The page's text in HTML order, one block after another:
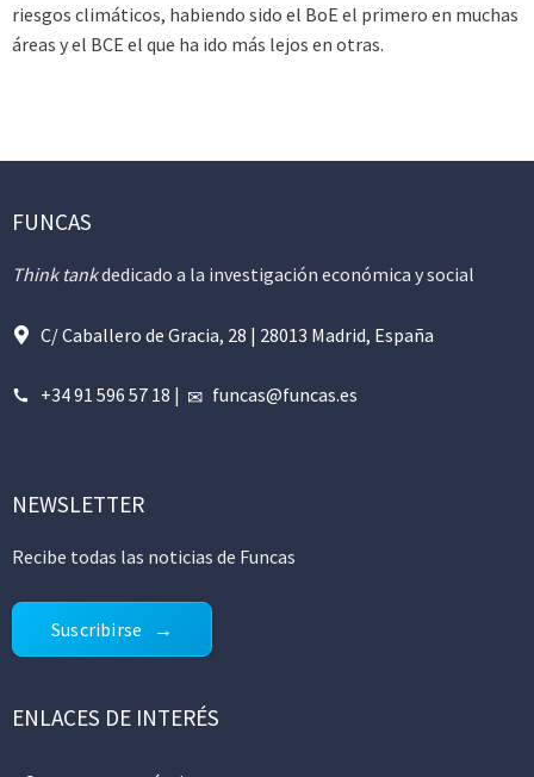
riesgos climáticos, habiendo sido el BoE el primero en muchas
áreas y el BCE el que ha ido más lejos en otras.
FUNCAS
Think tankdedicado a la investigación económica y social
C/ Caballero de Gracia, 28 | 28013 Madrid, España
+34 91 596 57 18 | funcas@funcas.es
NEWSLETTER
Recibe todas las noticias de Funcas
Suscribirse
ENLACES DE INTERÉS